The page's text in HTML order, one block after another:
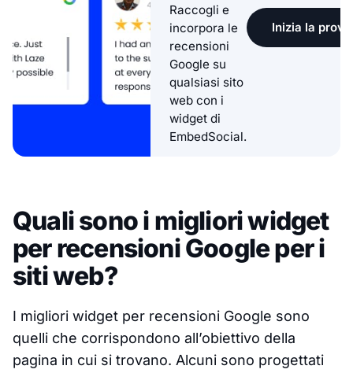
Raccogli e
incorpora le
recensioni
Google su
qualsiasi sito
web con i
widget di
EmbedSocial.
Inizia la
Quali sono i migliori widget
per recensioni Google per i
siti web?
I migliori widget per recensioni Google sono
quelli che corrispondono all’obiettivo della
pagina in cui si trovano. Alcuni sono progettati